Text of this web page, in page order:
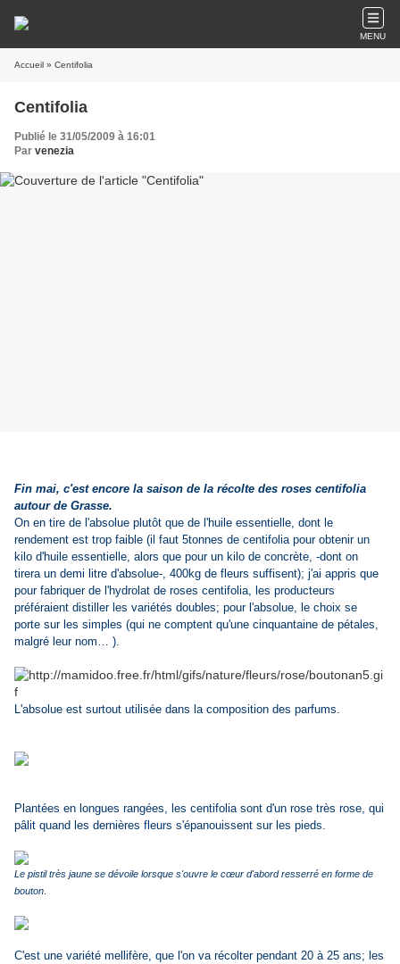
MENU
Accueil » Centifolia
Centifolia
Publié le 31/05/2009 à 16:01
Par venezia
Fin mai, c'est encore la saison de la récolte des roses centifolia
autour de Grasse.
On en tire de l'absolue plutôt que de l'huile essentielle, dont le
rendement est trop faible (il faut 5tonnes de centifolia pour obtenir un
kilo d'huile essentielle, alors que pour un kilo de concrète, -dont on
tirera un demi litre d'absolue-, 400kg de fleurs suffisent); j'ai appris que
pour fabriquer de l'hydrolat de roses centifolia, les producteurs
préféraient distiller les variétés doubles; pour l'absolue, le choix se
porte sur les simples (qui ne comptent qu'une cinquantaine de pétales,
malgré leur nom… ).
L'absolue est surtout utilisée dans la composition des parfums.
Plantées en longues rangées, les centifolia sont d'un rose très rose, qui
pâlit quand les dernières fleurs s'épanouissent sur les pieds.
Le pistil très jaune se dévoile lorsque s'ouvre le cœur d'abord resserré en forme de
bouton
C'est une variété mellifère, que l'on va récolter pendant 20 à 25 ans; les